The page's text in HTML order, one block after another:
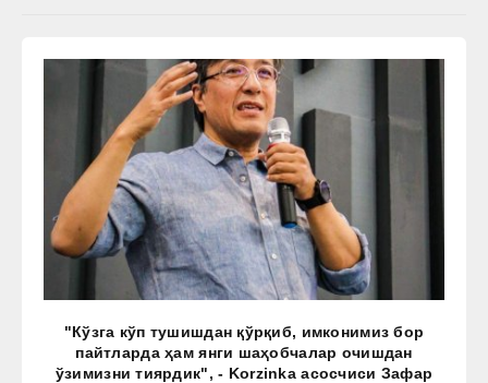
"Кўзга кўп тушишдан қўрқиб, имконимиз бор
пайтларда ҳам янги шаҳобчалар очишдан
ўзимизни тиярдик", - Korzinka асосчиси Зафар